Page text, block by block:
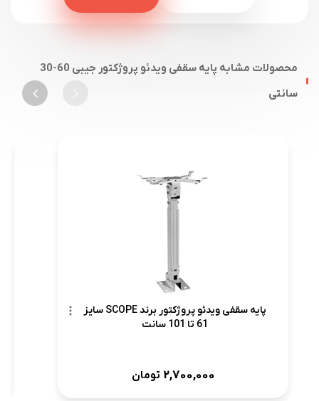
محصولات مشابه پایه سقفی ویدئو پروژکتور جیبی 60-30
سانتی
پایه سقفی ویدئو پروژکتور برند SCOPE سایز
61 تا 101 سانت
2,700,000 تومان